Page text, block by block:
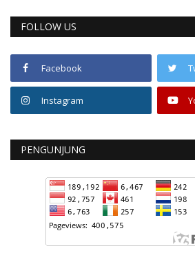
FOLLOW US
Facebook
Instagram
PENGUNJUNG